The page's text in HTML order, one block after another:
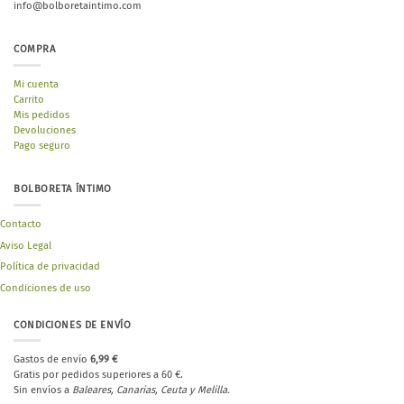
info@bolboretaintimo.com
COMPRA
Mi cuenta
Carrito
Mis pedidos
Devoluciones
Pago seguro
BOLBORETA ÍNTIMO
Contacto
Aviso Legal
Política de privacidad
Condiciones de uso
CONDICIONES DE ENVÍO
Gastos de envío 6,99 €
Gratis por pedidos superiores a 60 €.
Sin envíos a Baleares, Canarias, Ceuta y Melilla.